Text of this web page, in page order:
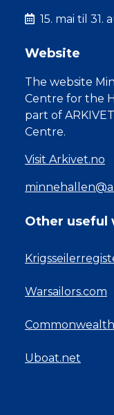
15. mai til 31.
Website
The website
Centre for the
part of
Centre.
Visit Arkivet.no
Other useful
Warsailors.com
Commonwealth
Uboat.net